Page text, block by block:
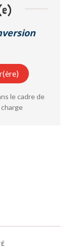
le cadre de